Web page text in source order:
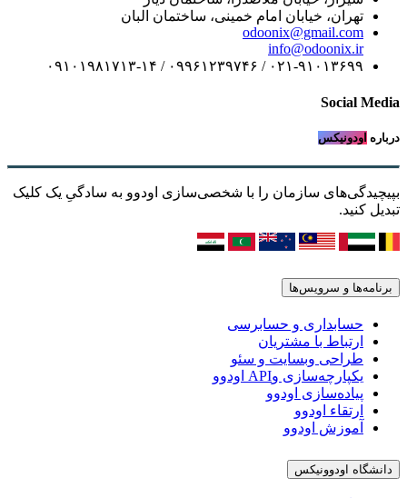
تهران، خیابان امام خمینی، ساختمان البان
odoonix@gmail.com
info@odoonix.ir
۰۲۱-۹۱۰۱۳۶۹۹ / ۰۹۹۶۱۲۳۹۷۴۶ / ۰۹۱۰۱۹۸۱۷۱۳-۱۴
Social Media
درباره اودونیکس
بپیچیدگی‌های سازمان را با شخصی‌سازی اودوو به سادگیِ یک کلیک
تبدیل کنید.
برنامه‌ها و سرویس‌ها
حسابداری و حسابرسی
ارتباط با مشتریان
طراحی وبسایت و سئو
یکپارچه‌سازی وAPI اودوو
پیاده‌سازی اودوو
ارتقاء اودوو
آموزش اودوو
دانشگاه اودوونیکس